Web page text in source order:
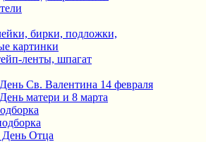
бирки, подложки,
картинки
ленты, шпагат
Св. Валентина 14 февраля
матери и 8 марта
День Отца